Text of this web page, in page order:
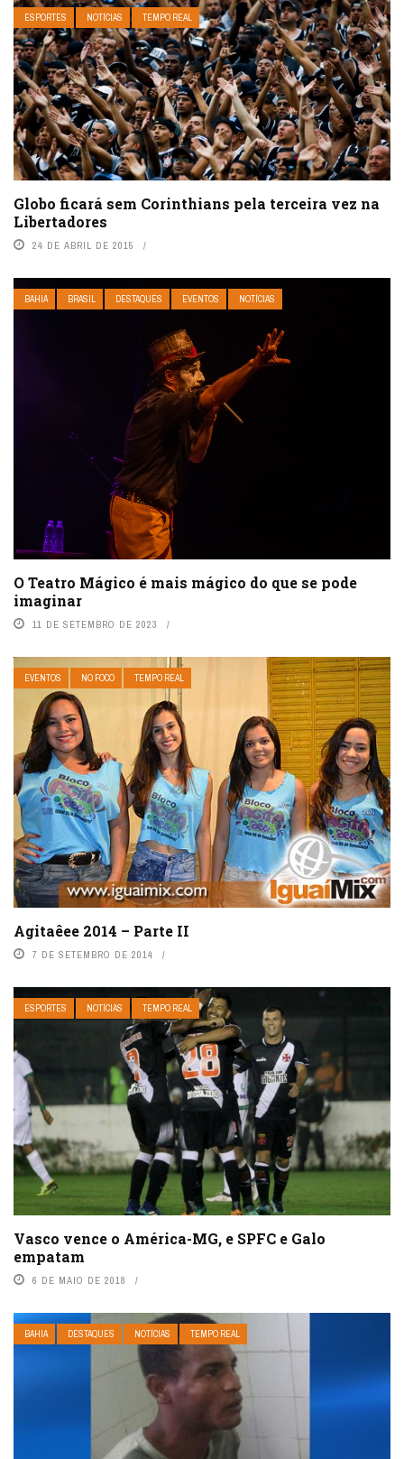
ESPORTES NOTÍCIAS TEMPO REAL
Globo ficará sem Corinthians pela terceira vez na
Libertadores
24 DE ABRIL DE 2015
BAHIA BRASIL DESTAQUES EVENTOS NOTÍCIAS
O Teatro Mágico é mais mágico do que se pode
imaginar
11 DE SETEMBRO DE 2023
EVENTOS NO FOCO TEMPO REAL
Agitaêee 2014 – Parte II
7 DE SETEMBRO DE 2014
ESPORTES NOTÍCIAS TEMPO REAL
Vasco vence o América-MG, e SPFC e Galo
empatam
6 DE MAIO DE 2018
BAHIA DESTAQUES NOTÍCIAS TEMPO REAL